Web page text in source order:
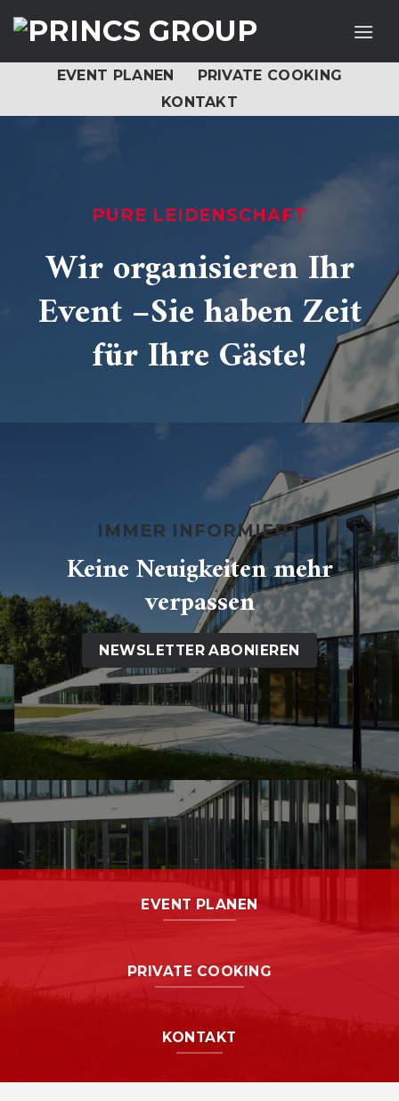
to
EVENT PLANEN
PRIVATE COOKING
KONTAKT
PURE LEIDENSCHAFT
Wir organisieren Ihr
Event –Sie haben Zeit
für Ihre Gäste!
IMMER INFORMIERT
Keine Neuigkeiten mehr
verpassen
NEWSLETTER ABONIEREN
EVENT PLANEN
PRIVATE COOKING
KONTAKT